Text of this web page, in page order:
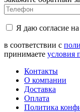
Я даю согласие
в соответствии с
принимаете условия
Контакты
О компании
Доставка
Оплата
Политика